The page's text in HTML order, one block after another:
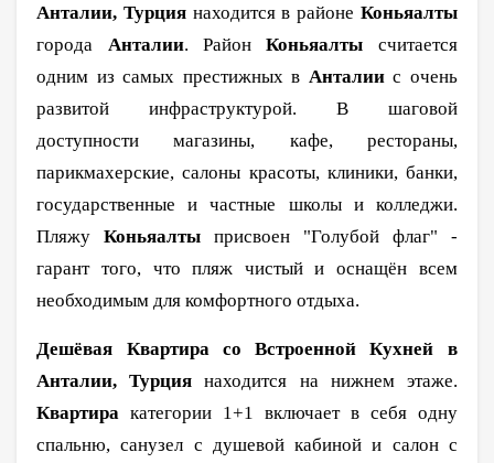
Анталии, Турция находится в районе Коньяалты
города Анталии. РайонКоньяалты считается
одним из самых престижных в Анталиис очень
развитой инфраструктурой. В шаговой
доступности магазины, кафе, рестораны,
парикмахерские, салоны красоты, клиники, банки,
государственные и частные школы и колледжи.
ПляжуКоньяалты присвоен "Голубой флаг" -
гарант того, что пляж чистый и оснащён всем
необходимым для комфортного отдыха.
Дешёвая Квартира со Встроенной Кухней в
Анталии, Турция находится на нижнем этаже.
Квартира категории 1+1 включает в себя одну
спальню, санузел с душевой кабиной и салон с